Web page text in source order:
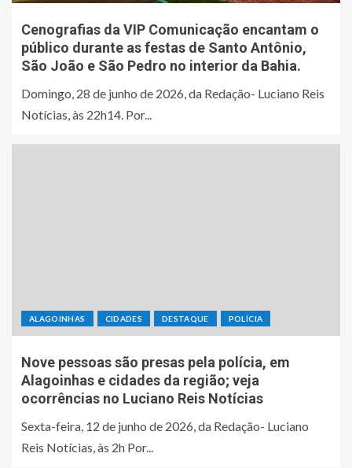
Cenografias da VIP Comunicação encantam o
público durante as festas de Santo Antônio,
São João e São Pedro no interior da Bahia.
Domingo, 28 de junho de 2026, da Redação- Luciano Reis
Notícias, às 22h14. Por...
ALAGOINHAS CIDADES DESTAQUE POLÍCIA
Nove pessoas são presas pela polícia, em
Alagoinhas e cidades da região; veja
ocorrências no Luciano Reis Notícias
Sexta-feira, 12 de junho de 2026, da Redação- Luciano
Reis Notícias, às 2h Por...